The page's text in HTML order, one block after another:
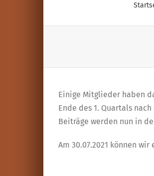
Einige Mitglieder haben
Ende des 1. Quartals
Beiträge werden nun in
Am 30.07.2021 können